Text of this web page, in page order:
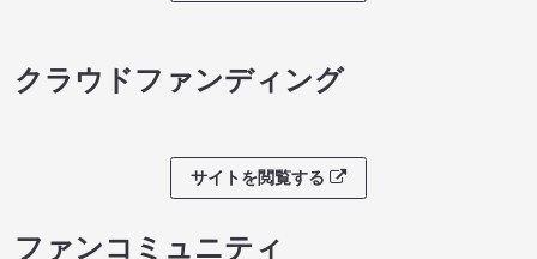
クラウドファンディング
サイトを閲覧する
ファンコミュニティ